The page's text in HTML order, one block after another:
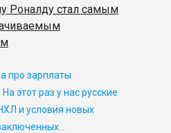
Роналду стал самым
про зарплаты
этот раз у нас русские
и условия новых